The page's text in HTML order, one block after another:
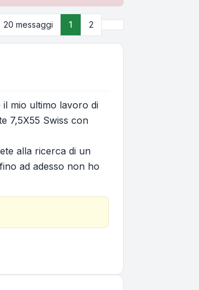
20 messaggi 1 2
mio ultimo lavoro di
7,5X55 Swiss con
alla ricerca di un
ad adesso non ho